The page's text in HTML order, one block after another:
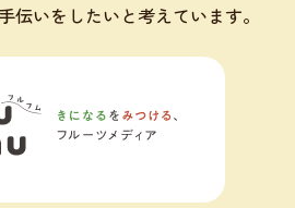
伝いをしたいと考えています。